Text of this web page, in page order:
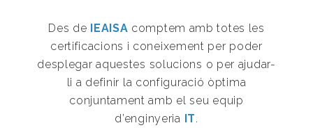
Des de IEAISA comptem amb totes les
certificacions i coneixement per poder
desplegar aquestes solucions o per ajudar-
li a definir la configuració òptima
conjuntament amb el seu equip
d’enginyeria IT.